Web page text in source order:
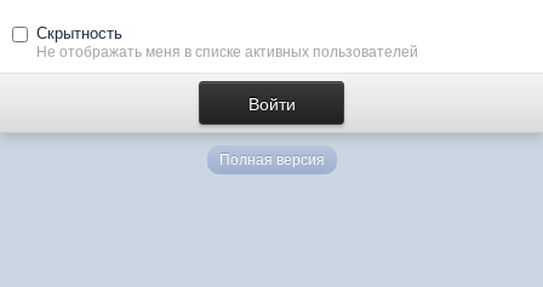
Скрытность
Не отображать меня в списке активных пользователей
Полная версия